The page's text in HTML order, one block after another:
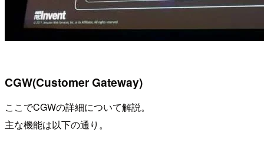
CGW(Customer Gateway)
ここでCGWの詳細について解説。
主な機能は以下の通り。